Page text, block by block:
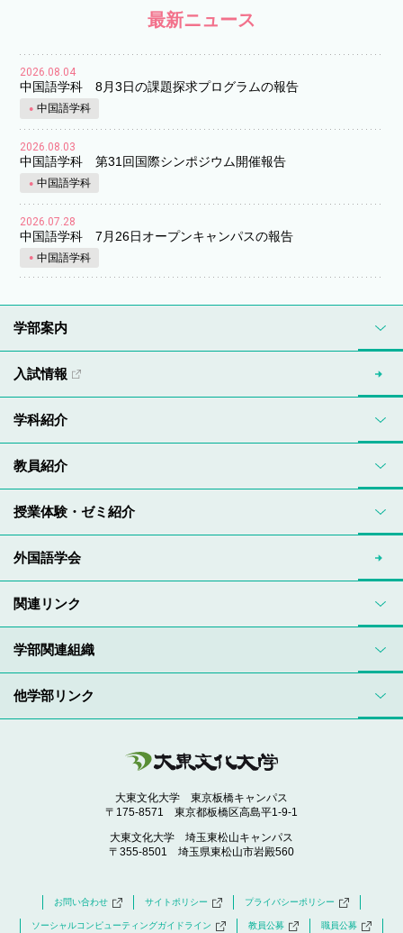
最新ニュース
2026.08.04
中国語学科 8月3日の課題探求プログラムの報告
中国語学科
2026.08.03
中国語学科 第31回国際シンポジウム開催報告
中国語学科
2026.07.28
中国語学科 7月26日オープンキャンパスの報告
中国語学科
学部関連組織
他学部リンク
大東文化大学 東京板橋キャンパス
〒175-8571 東京都板橋区高島平1-9-1
大東文化大学 埼玉東松山キャンパス
〒355-8501 埼玉県東松山市岩殿560
お問い合わせ サイトポリシー プライバシーポリシー
ソーシャルコンピューティングガイドライン 教員公募 職員公募
学部案内
入試情報
学科紹介
教員紹介
授業体験・ゼミ紹介
外国語学会
関連リンク